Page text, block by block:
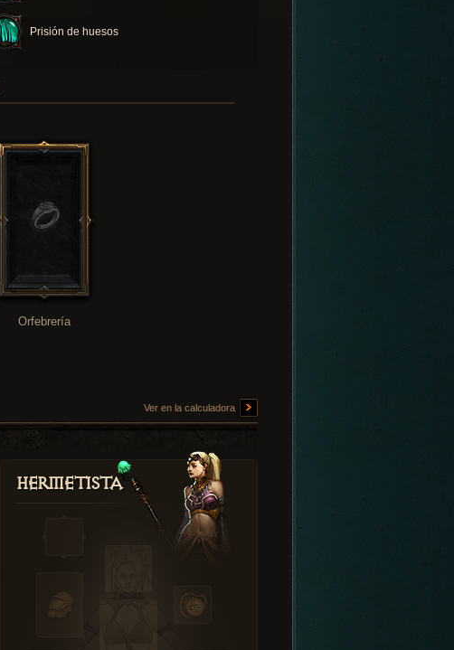
Prisión de huesos
Orfebrería
Ver en la calculadora
Hermetista